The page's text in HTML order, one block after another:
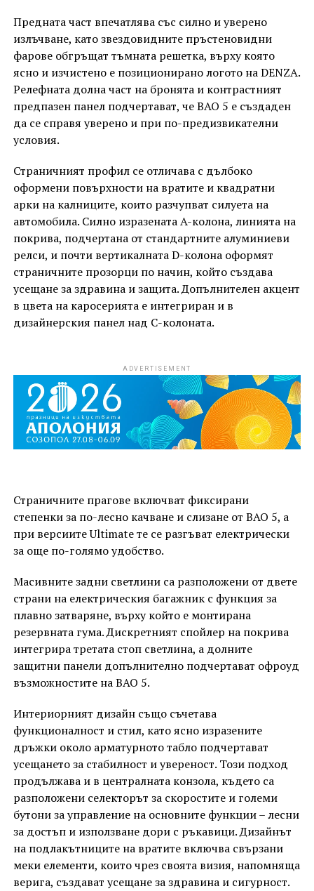
Предната част впечатлява със силно и уверено
излъчване, като звездовидните пръстеновидни
фарове обгръщат тъмната решетка, върху която
ясно и изчистено е позиционирано логото на DENZA.
Релефната долна част на бронята и контрастният
предпазен панел подчертават, че BAO 5 е създаден
да се справя уверено и при по-предизвикателни
условия.
Страничният профил се отличава с дълбоко
оформени повърхности на вратите и квадратни
арки на калниците, които разчупват силуета на
автомобила. Силно изразената A-колона, линията на
покрива, подчертана от стандартните алуминиеви
релси, и почти вертикалната D-колона оформят
страничните прозорци по начин, който създава
усещане за здравина и защита. Допълнителен акцент
в цвета на каросерията е интегриран и в
дизайнерския панел над C-колоната.
ADVERTISEMENT
Страничните прагове включват фиксирани
степенки за по-лесно качване и слизане от BAO 5, а
при версиите Ultimate те се разгъват електрически
за още по-голямо удобство.
Масивните задни светлини са разположени от двете
страни на електрическия багажник с функция за
плавно затваряне, върху който е монтирана
резервната гума. Дискретният спойлер на покрива
интегрира третата стоп светлина, а долните
защитни панели допълнително подчертават офроуд
възможностите на BAO 5.
Интериорният дизайн също съчетава
функционалност и стил, като ясно изразените
дръжки около арматурното табло подчертават
усещането за стабилност и увереност. Този подход
продължава и в централната конзола, където са
разположени селекторът за скоростите и големи
бутони за управление на основните функции – лесни
за достъп и използване дори с ръкавици. Дизайнът
на подлакътниците на вратите включва свързани
меки елементи, които чрез своята визия, напомняща
верига, създават усещане за здравина и сигурност.